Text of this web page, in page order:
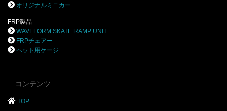
オリジナルミニカー
FRP製品
WAVEFORM SKATE RAMP UNIT
FRPチェアー
ペット用ケージ
コンテンツ
TOP